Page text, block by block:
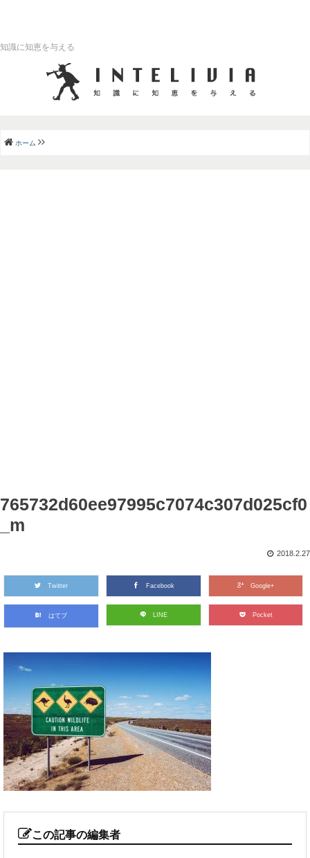
知識に知恵を与える
ホーム
765732d60ee97995c7074c307d025cf0
_m
2018.2.27
Twitter Facebook Google+
はてブ LINE Pocket
この記事の編集者